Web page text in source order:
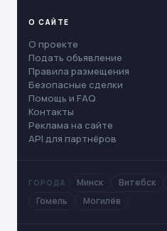
О САЙТЕ
О проекте
Подать объявление
Правила размещения
Безопасные сделки
Помощь и FAQ
Контакты
Реклама на сайте
API для партнёров
ГОРОДА Минск Витебск
Гомель
Могилёв